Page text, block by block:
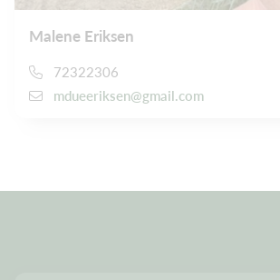
Malene Eriksen
72322306
mdueeriksen@gmail.com